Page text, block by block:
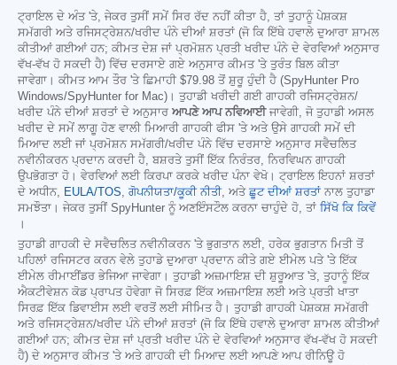
ਟ੍ਰਾਇਲ ਦੇ ਅੰਤ 'ਤੇ, ਜੇਕਰ ਤੁਸੀਂ ਸਮੇਂ ਸਿਰ ਰੱਦ ਨਹੀਂ ਕੀਤਾ ਹੈ, ਤਾਂ ਤੁਹਾਨੂੰ ਪੇਸ਼ਕਸ਼
ਸਮੱਗਰੀ ਅਤੇ ਰਜਿਸਟ੍ਰੇਸ਼ਨ/ਖਰੀਦ ਪੰਨੇ ਦੀਆਂ ਸ਼ਰਤਾਂ (ਜੋ ਕਿ ਇੱਥੇ ਹਵਾਲੇ ਦੁਆਰਾ ਸ਼ਾਮਲ
ਕੀਤੀਆਂ ਗਈਆਂ ਹਨ; ਕੀਮਤ ਦੇਸ਼ ਜਾਂ ਪ੍ਰਮੋਸ਼ਨ ਪ੍ਰਤੀ ਖਰੀਦ ਪੰਨੇ ਦੇ ਵੇਰਵਿਆਂ ਅਨੁਸਾਰ
ਵੱਖ-ਵੱਖ ਹੋ ਸਕਦੀ ਹੈ) ਵਿੱਚ ਦਰਸਾਏ ਗਏ ਅਨੁਸਾਰ ਕੀਮਤ 'ਤੇ ਤੁਰੰਤ ਬਿਲ ਕੀਤਾ
ਜਾਵੇਗਾ। ਕੀਮਤ ਆਮ ਤੌਰ 'ਤੇ ਛਿਮਾਹੀ $79.98 ਤੋਂ ਸ਼ੁਰੂ ਹੁੰਦੀ ਹੈ (SpyHunter Pro
Windows/SpyHunter for Mac)। ਤੁਹਾਡੀ ਖਰੀਦੀ ਗਈ ਗਾਹਕੀ ਰਜਿਸਟ੍ਰੇਸ਼ਨ/
ਖਰੀਦ ਪੰਨੇ ਦੀਆਂ ਸ਼ਰਤਾਂ ਦੇ ਅਨੁਸਾਰ ਆਪਣੇ ਆਪ ਨਵਿਆਈਜਾਵੇਗੀ, ਜੋ ਤੁਹਾਡੀ ਅਸਲ
ਖਰੀਦ ਦੇ ਸਮੇਂ ਲਾਗੂ ਹੋਣ ਵਾਲੀ ਮਿਆਰੀ ਗਾਹਕੀ ਫੀਸ 'ਤੇ ਅਤੇ ਉਸੇ ਗਾਹਕੀ ਸਮੇਂ ਦੀ
ਮਿਆਦ ਲਈ ਜਾਂ ਪ੍ਰਮੋਸ਼ਨ ਸਮੱਗਰੀ/ਖਰੀਦ ਪੰਨੇ ਵਿੱਚ ਦਰਸਾਏ ਅਨੁਸਾਰ ਸਵੈਚਲਿਤ
ਨਵੀਨੀਕਰਨ ਪ੍ਰਦਾਨ ਕਰਦੀ ਹੈ, ਬਸ਼ਰਤੇ ਤੁਸੀਂ ਇੱਕ ਨਿਰੰਤਰ, ਨਿਰਵਿਘਨ ਗਾਹਕੀ
ਉਪਭੋਗਤਾ ਹੋ। ਵੇਰਵਿਆਂ ਲਈ ਕਿਰਪਾ ਕਰਕੇ ਖਰੀਦ ਪੰਨਾ ਵੇਖੋ। ਟ੍ਰਾਇਲ ਇਹਨਾਂ ਸ਼ਰਤਾਂ
ਦੇ ਅਧੀਨ, EULA/TOS, ਗੋਪਨੀਯਤਾ/ਕੂਕੀ ਨੀਤੀ, ਅਤੇ ਛੂਟ ਦੀਆਂ ਸ਼ਰਤਾਂ ਨਾਲ ਤੁਹਾਡਾ
ਸਮਝੌਤਾ। ਜੇਕਰ ਤੁਸੀਂ SpyHunter ਨੂੰ ਅਣਇੰਸਟੌਲ ਕਰਨਾ ਚਾਹੁੰਦੇ ਹੋ, ਤਾਂ ਸਿੱਖੋ ਕਿ ਕਿਵੇਂ
।
ਤੁਹਾਡੀ ਗਾਹਕੀ ਦੇ ਸਵੈਚਲਿਤ ਨਵੀਨੀਕਰਨ 'ਤੇ ਭੁਗਤਾਨ ਲਈ, ਹਰੇਕ ਭੁਗਤਾਨ ਮਿਤੀ ਤੋਂ
ਪਹਿਲਾਂ ਰਜਿਸਟਰ ਕਰਨ ਵੇਲੇ ਤੁਹਾਡੇ ਦੁਆਰਾ ਪ੍ਰਦਾਨ ਕੀਤੇ ਗਏ ਈਮੇਲ ਪਤੇ 'ਤੇ ਇੱਕ
ਈਮੇਲ ਰੀਮਾਈਂਡਰ ਭੇਜਿਆ ਜਾਵੇਗਾ। ਤੁਹਾਡੀ ਅਜ਼ਮਾਇਸ਼ ਦੀ ਸ਼ੁਰੂਆਤ 'ਤੇ, ਤੁਹਾਨੂੰ ਇੱਕ
ਐਕਟੀਵੇਸ਼ਨ ਕੋਡ ਪ੍ਰਾਪਤ ਹੋਵੇਗਾ ਜੋ ਸਿਰਫ਼ ਇੱਕ ਅਜ਼ਮਾਇਸ਼ ਲਈ ਅਤੇ ਪ੍ਰਤੀ ਖਾਤਾ
ਸਿਰਫ਼ ਇੱਕ ਡਿਵਾਈਸ ਲਈ ਵਰਤੋਂ ਲਈ ਸੀਮਿਤ ਹੈ। ਤੁਹਾਡੀ ਗਾਹਕੀ ਪੇਸ਼ਕਸ਼ ਸਮੱਗਰੀ
ਅਤੇ ਰਜਿਸਟ੍ਰੇਸ਼ਨ/ਖਰੀਦ ਪੰਨੇ ਦੀਆਂ ਸ਼ਰਤਾਂ (ਜੋ ਕਿ ਇੱਥੇ ਹਵਾਲੇ ਦੁਆਰਾ ਸ਼ਾਮਲ ਕੀਤੀਆਂ
ਗਈਆਂ ਹਨ; ਕੀਮਤ ਦੇਸ਼ ਜਾਂ ਪ੍ਰਤੀ ਖਰੀਦ ਪੰਨੇ ਦੇ ਵੇਰਵਿਆਂ ਅਨੁਸਾਰ ਵੱਖ-ਵੱਖ ਹੋ ਸਕਦੀ
ਹੈ) ਦੇ ਅਨੁਸਾਰ ਕੀਮਤ 'ਤੇ ਅਤੇ ਗਾਹਕੀ ਦੀ ਮਿਆਦ ਲਈ ਆਪਣੇ ਆਪ ਰੀਨਿਊ ਹੋ